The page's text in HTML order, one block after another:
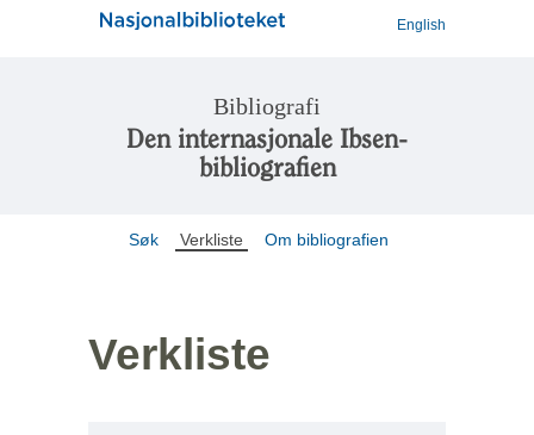
English
Bibliografi
Den internasjonale Ibsen-
bibliografien
Søk Verkliste Om bibliografien
Verkliste